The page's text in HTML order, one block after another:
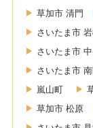
草加市 清門
さいたま市
さいたま市
さいたま市
嵐山町
草加市 松原